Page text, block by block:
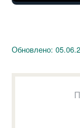
Обновлено: